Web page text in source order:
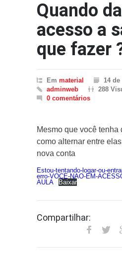
Quando
acesso a
que fazer
Em material
14 de
adminweb
288
0 comentários
Mesmo que você tenha
como alternar entre
nova conta
Estou-tentando-logar-ou-
erro-VOCE-NAO-EM-
AULA
Baixar
Compartilhar: